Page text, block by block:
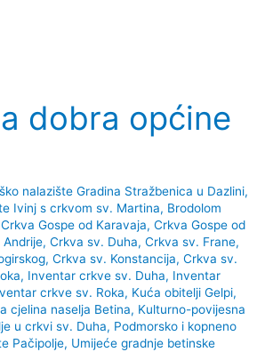
dobra općine
nalazište Gradina Stražbenica u Dazlini,
Ivinj s crkvom sv. Martina, Brodolom
Crkva Gospe od Karavaja, Crkva Gospe od
, Crkva sv. Duha, Crkva sv. Frane,
, Crkva sv. Konstancija, Crkva sv.
, Inventar crkve sv. Duha, Inventar
crkve sv. Roka, Kuća obitelji Gelpi,
cjelina naselja Betina, Kulturno-povijesna
u crkvi sv. Duha, Podmorsko i kopneno
Pačipolje, Umijeće gradnje betinske